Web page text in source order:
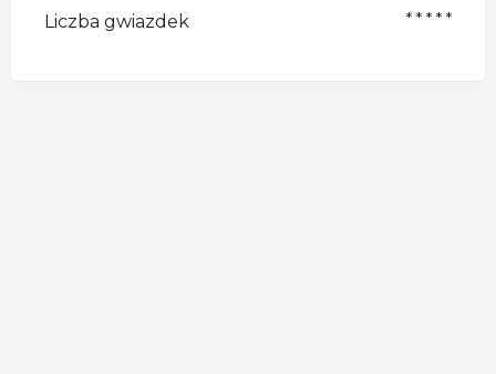
Liczba gwiazdek * * * * *